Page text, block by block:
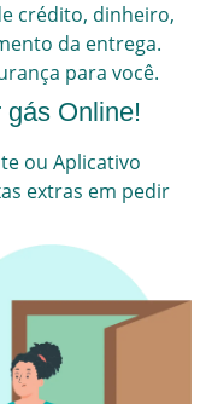
crédito, dinheiro,
da entrega.
para você.
gás Online!
ou Aplicativo
extras em pedir